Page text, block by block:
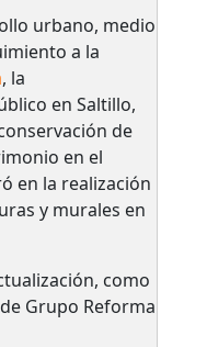
urbano, medio
a la
, la
en Saltillo,
de
en el
en la realización
y murales en
como
Grupo Reforma